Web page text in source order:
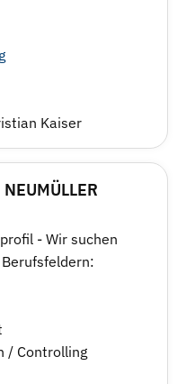
Kaiser
- Wir suchen
/ Controlling